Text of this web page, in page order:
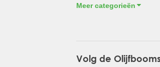
Meer categorieën
Volg de